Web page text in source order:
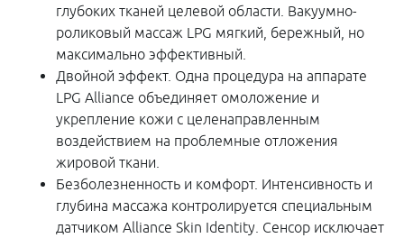
глубоких тканей целевой области. Вакуумно-
роликовый массаж LPG мягкий, бережный, но
максимально эффективный.
Двойной эффект. Одна процедура на аппарате
LPG Alliance объединяет омоложение и
укрепление кожи с целенаправленным
воздействием на проблемные отложения
жировой ткани.
Безболезненность и комфорт. Интенсивность и
глубина массажа контролируется специальным
датчиком Alliance Skin Identity. Сенсор исключает